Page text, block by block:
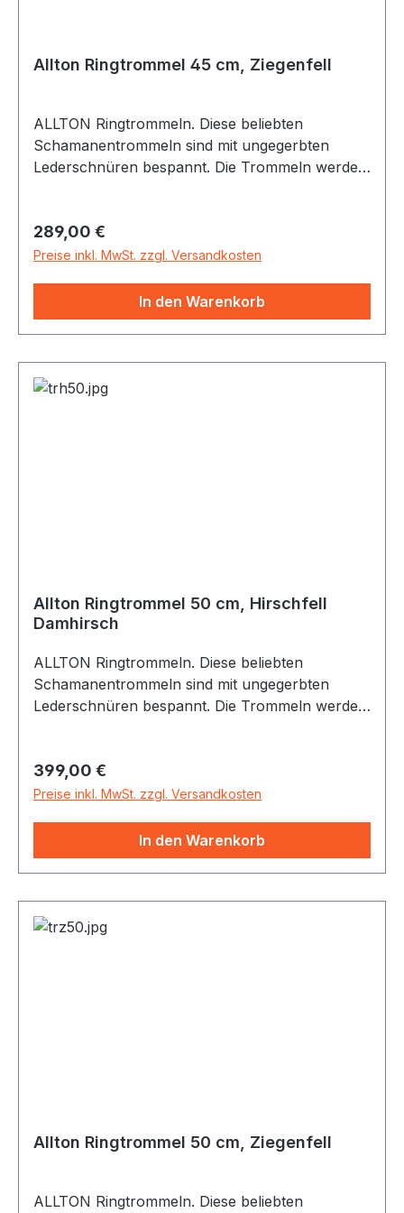
Allton Ringtrommel 45 cm, Ziegenfell
ALLTON Ringtrommeln. Diese beliebten
Schamanentrommeln sind mit ungegerbten
Lederschnüren bespannt. Die Trommeln werden
Korpus, Fellstreifen-Bespannung mit Naturfell)
von bester Qualität verwendet. Die
Klangs als Schamanentrommel besonders
beliebt. Passende Schlegel: SC46
(Tambourinschlegel mit Filzkopf) und SCTRH
(Schlegel mit Lederkopf und urigen Stielen)
Regulärer Preis:
289,00 €
Preise inkl. MwSt. zzgl. Versandkosten
In den Warenkorb
Allton Ringtrommel 50 cm, Hirschfell
Damhirsch
ALLTON Ringtrommeln. Diese beliebten
Schamanentrommeln sind mit ungegerbten
Lederschnüren bespannt. Die Trommeln werden
Korpus, Fellstreifen-Bespannung mit Naturfell)
von bester Qualität verwendet. Die
Klangs als Schamanentrommel besonders
beliebt. Es gibt sie mit Damhirsch, weiss mit z.T.
hellbrauner Musterung. Neu im Programm sind
die Rothirschfelle mit schöner, starker
Zeichnung. Von transparent bis weiss im
Regulärer Preis:
399,00 €
Preise inkl. MwSt. zzgl. Versandkosten
In den Warenkorb
Allton Ringtrommel 50 cm, Ziegenfell
ALLTON Ringtrommeln. Diese beliebten